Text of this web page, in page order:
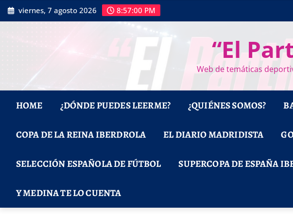
Saltar
al
viernes, 7 agosto 2026 8:57:01 PM
“El
Web de temáticas
HOME ¿DÓNDE PUEDES LEERME? ¿QUIÉNES SOMOS?
COPA DE LA REINA IBERDROLA EL DIARIO MADRIDISTA
SELECCIÓN ESPAÑOLA DE FÚTBOL SUPERCOPA DE ESPAÑA
Y MEDINA TE LO CUENTA